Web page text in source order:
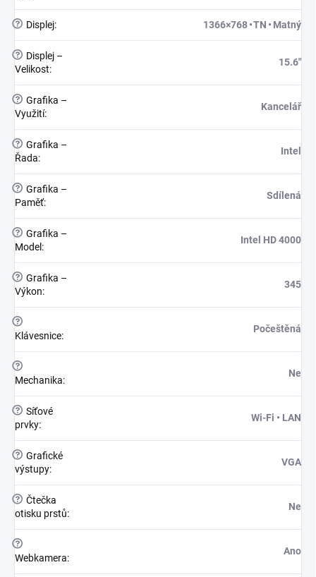
? Displej: 1366×768 • TN • Matný
?
Displej –
Velikost:
15.6"
? Grafika –
Využití:
Kancelář
? Grafika –
Řada:
Intel
? Grafika –
Paměť:
Sdílená
? Grafika –
Model :
Intel HD 4000
? Grafika –
Výkon:
345
?
Klávesnice:
Počeštěná
?
Mechanika:
Ne
? Síťové
prvky:
Wi-Fi • LAN
? Grafické
výstupy:
VGA
? Čtečka
otisku prstů:
Ne
?
Webkamera:
Ano